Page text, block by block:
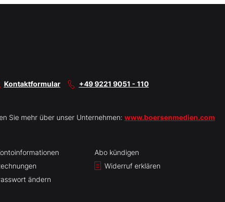
Kontaktformular +49 9221 9051 - 110
Sie mehr über unser Unternehmen: www.boersenmedien.com
ändern
Abo kündigen
Widerruf erklären